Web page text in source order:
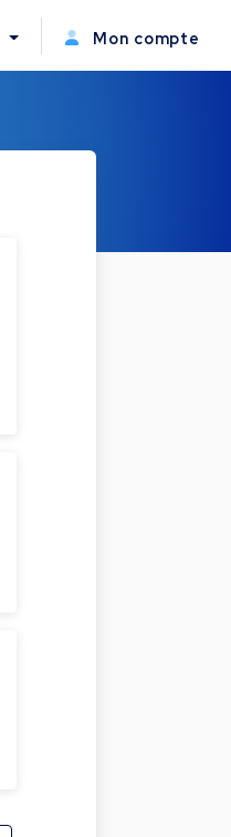
Mon compte